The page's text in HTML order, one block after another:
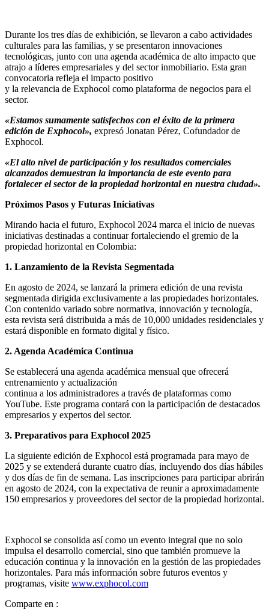
Durante los tres días de exhibición, se llevaron a cabo actividades
culturales para las familias, y se presentaron innovaciones
tecnológicas, junto con una agenda académica de alto impacto que
atrajo a líderes empresariales y del sector inmobiliario. Esta gran
convocatoria refleja el impacto positivo
y la relevancia de Exphocol como plataforma de negocios para el
sector.
«Estamos sumamente satisfechos con el éxito de la primera
edición de Exphocol», expresó Jonatan Pérez, Cofundador de
Exphocol.
«El alto nivel de participación y los resultados comerciales
alcanzados demuestran la importancia de este evento para
fortalecer el sector de la propiedad horizontal en nuestra ciudad».
Próximos Pasos y Futuras Iniciativas
Mirando hacia el futuro, Exphocol 2024 marca el inicio de nuevas
iniciativas destinadas a continuar fortaleciendo el gremio de la
propiedad horizontal en Colombia:
1. Lanzamiento de la Revista Segmentada
En agosto de 2024, se lanzará la primera edición de una revista
segmentada dirigida exclusivamente a las propiedades horizontales.
Con contenido variado sobre normativa, innovación y tecnología,
esta revista será distribuida a más de 10,000 unidades residenciales y
estará disponible en formato digital y físico.
2. Agenda Académica Continua
Se establecerá una agenda académica mensual que ofrecerá
entrenamiento y actualización
continua a los administradores a través de plataformas como
YouTube. Este programa contará con la participación de destacados
empresarios y expertos del sector.
3. Preparativos para Exphocol 2025
La siguiente edición de Exphocol está programada para mayo de
2025 y se extenderá durante cuatro días, incluyendo dos días hábiles
y dos días de fin de semana. Las inscripciones para participar abrirán
en agosto de 2024, con la expectativa de reunir a aproximadamente
150 empresarios y proveedores del sector de la propiedad horizontal.
Exphocol se consolida así como un evento integral que no solo
impulsa el desarrollo comercial, sino que también promueve la
educación continua y la innovación en la gestión de las propiedades
horizontales. Para más información sobre futuros eventos y
programas, visite www.exphocol.com
Comparte en :